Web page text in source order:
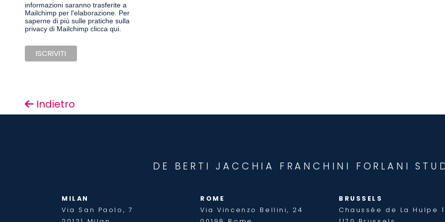
informazioni saranno trasferite a
Mailchimp per l'elaborazione. Per
saperne di più sulle pratiche sulla
privacy di Mailchimp clicca qui.
Indietro
DE BERTI JACCHIA FRANCHINI FORLANI
MILAN
Via San Paolo, 7
ROME
Via Vincenzo Bellini, 24
BRUSSELS
Chaussée de La Hulpe